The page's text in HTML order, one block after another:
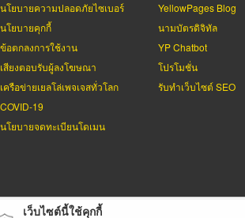
นโยบายความปลอดภัยไซเบอร์
นโยบายคุกกี้
ข้อตกลงการใช้งาน
เสียงตอบรับผู้ลงโฆษณา
เครือข่ายเยลโล่เพจเจสทั่วโลก
COVID-19
นโยบายจดทะเบียนโดเมน
YellowPages Blog
นามบัตรดิจิทัล
YP Chatbot
โปรโมชั่น
รับทำเว็บไซต์ SEO
เว็บไซต์นี้ใช้คุกกี้